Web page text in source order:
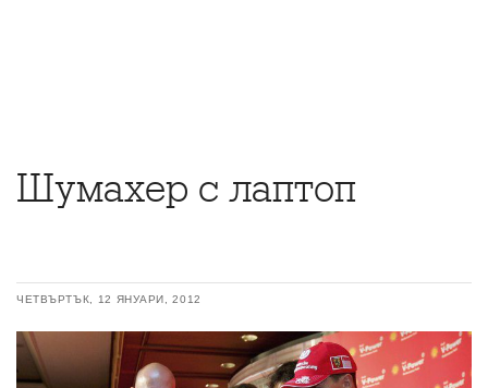
Шумахер с лаптоп
ЧЕТВЪРТЪК, 12 ЯНУАРИ, 2012